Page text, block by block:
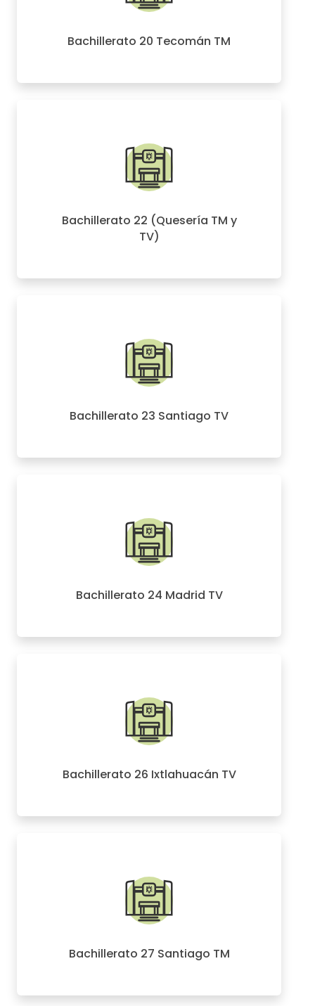
Bachillerato 20 Tecomán TM
Bachillerato 22 (Quesería TM y
TV)
Bachillerato 23 Santiago TV
Bachillerato 24 Madrid TV
Bachillerato 26 Ixtlahuacán TV
Bachillerato 27 Santiago TM